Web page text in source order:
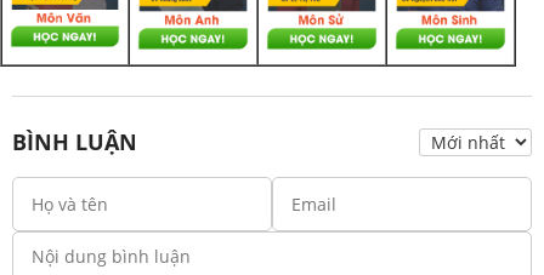
BÌNH LUẬN